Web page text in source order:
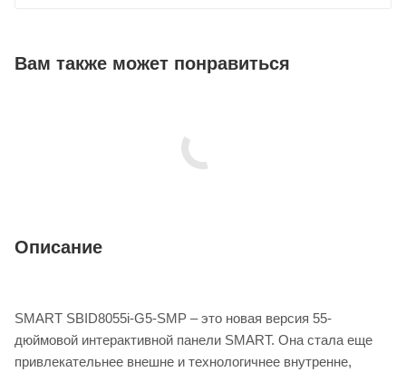
Вам также может понравиться
Описание
SMART SBID8055i-G5-SMP – это новая версия 55-
дюймовой интерактивной панели SMART. Она стала еще
привлекательнее внешне и технологичнее внутренне,